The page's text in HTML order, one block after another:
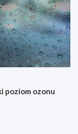
poziom ozonu